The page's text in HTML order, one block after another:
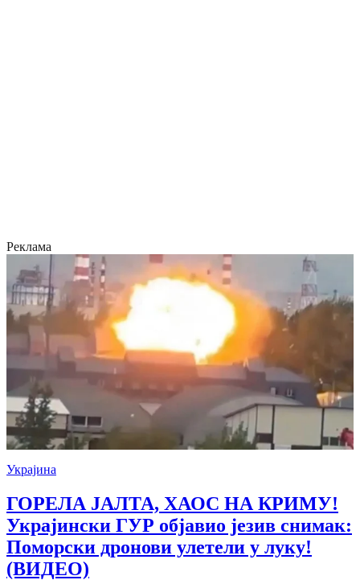
Реклама
Украјина
ГОРЕЛА ЈАЛТА, ХАОС НА КРИМУ!
Украјински ГУР објавио језив снимак:
Поморски дронови улетели у луку!
(ВИДЕО)